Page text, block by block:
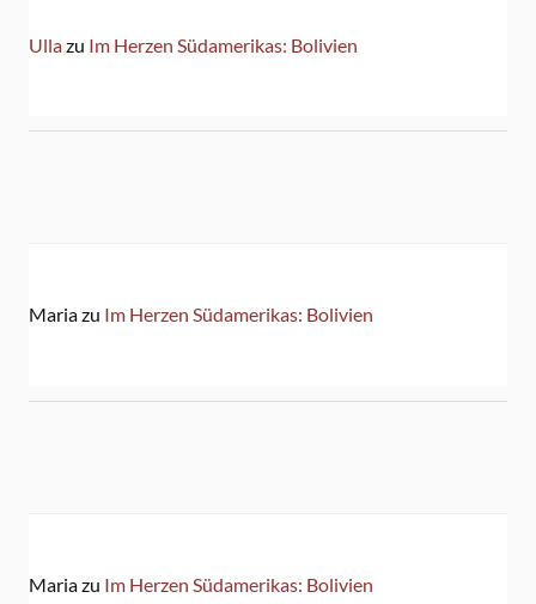
Ullazu Im Herzen Südamerikas: Bolivien
Mariazu Im Herzen Südamerikas: Bolivien
Mariazu Im Herzen Südamerikas: Bolivien